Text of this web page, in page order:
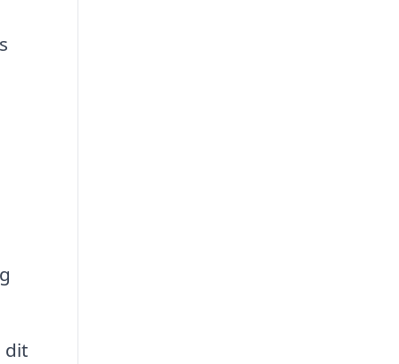
dit